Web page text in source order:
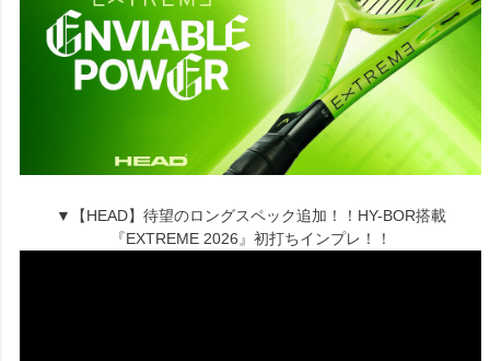
▼【HEAD】待望のロングスペック追加！！HY-BOR搭載
『EXTREME 2026』初打ちインプレ！！